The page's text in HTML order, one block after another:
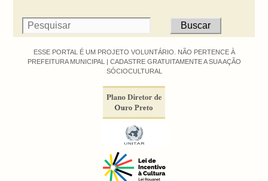
ESSE PORTAL É UM PROJETO VOLUNTÁRIO. NÃO PERTENCE À
PREFEITURA MUNICIPAL | CADASTRE GRATUITAMENTE A SUA AÇÃO
SÓCIOCULTURAL